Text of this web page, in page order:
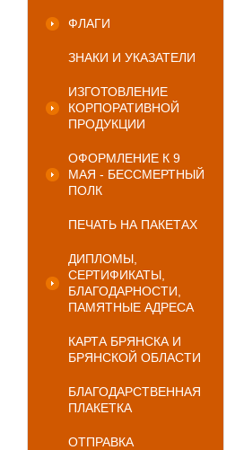
ФЛАГИ
ЗНАКИ И УКАЗАТЕЛИ
ИЗГОТОВЛЕНИЕ
КОРПОРАТИВНОЙ
ПРОДУКЦИИ
ОФОРМЛЕНИЕ К 9
МАЯ - БЕССМЕРТНЫЙ
ПОЛК
ПЕЧАТЬ НА ПАКЕТАХ
ДИПЛОМЫ,
СЕРТИФИКАТЫ,
БЛАГОДАРНОСТИ,
ПАМЯТНЫЕ АДРЕСА
КАРТА БРЯНСКА И
БРЯНСКОЙ ОБЛАСТИ
БЛАГОДАРСТВЕННАЯ
ПЛАКЕТКА
ОТПРАВКА